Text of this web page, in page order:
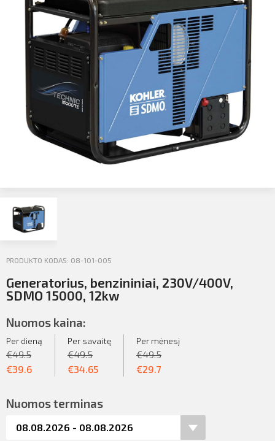
Kontaktai
Atsijungti
SIŲSTI
PRODUKTO KODAS: 08-101-005
Generatorius, benzininiai, 230V/400V,
SDMO 15000, 12kw
Nuomos kaina:
Per dieną
€49.5
€39.6
Per savaitę
€49.5
€34.65
Per mėnesį
€49.5
€29.7
Nuomos terminas